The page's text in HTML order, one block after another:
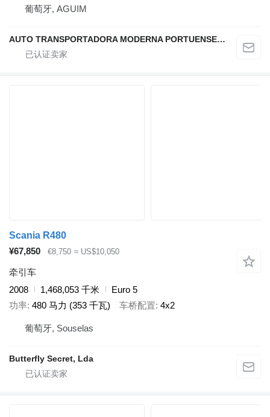
葡萄牙, AGUIM
AUTO TRANSPORTADORA MODERNA PORTUENSE SA
Scania R480
¥67,850
€8,750 ≈ US$10,050
牵引车
2008
1,468,053 千米
Euro 5
功率 480 马力 (353 千瓦) 车桥配置 4x2
葡萄牙, Souselas
Butterfly Secret, Lda